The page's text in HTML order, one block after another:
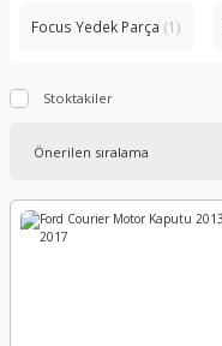
Focus Yedek Parça (1)
Stoktakiler